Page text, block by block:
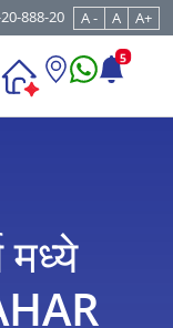
888-20 A - A A+
5
मध्ये